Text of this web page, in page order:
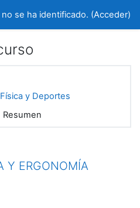
se ha identificado. (Acceder)
y Deportes
Resumen
Y ERGONOMÍA